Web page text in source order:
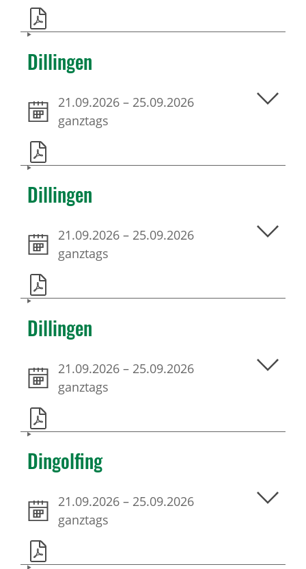
Dillingen
21.09.2026 – 25.09.2026
ganztags
Dillingen
21.09.2026 – 25.09.2026
ganztags
Dillingen
21.09.2026 – 25.09.2026
ganztags
Dingolfing
21.09.2026 – 25.09.2026
ganztags